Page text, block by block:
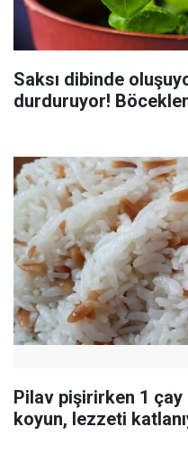
Saksı dibinde
durduruyor!
Pilav pişirirken 1 çay
koyun, lezzeti